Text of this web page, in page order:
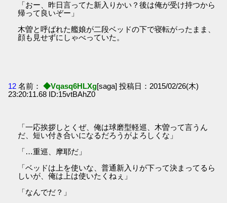
「おー、昨日言ってた新入りかい？後は俺が受け持つから
帰って良いぞー」
木曽と呼ばれた艦娘が二段ベッドの下で寝転がったまま、
顔も見せずにしゃべっていた。
12 名前： ◆Vqasq6HLXg[saga] 投稿日：2015/02/26(木)
23:20:11.68 ID:15vtBAhZ0
「一応挨拶しとくぜ、俺は球磨型軽巡、木曽って言うん
だ、短い付き合いになるだろうがよろしくな」
「…重巡、摩耶だ」
「ベッドは上を使いな、普通新入りが下って決まってるら
しいが、俺は上は使いたくねぇ」
「なんでだ？」